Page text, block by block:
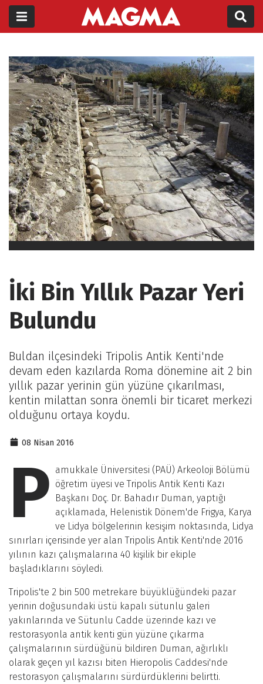
İki Bin Yıllık Pazar Yeri
Bulundu
Buldan ilçesindeki Tripolis Antik Kenti'nde
devam eden kazılarda Roma dönemine ait 2 bin
yıllık pazar yerinin gün yüzüne çıkarılması,
kentin milattan sonra önemli bir ticaret merkezi
olduğunu ortaya koydu.
08 Nisan 2016
P amukkale Üniversitesi (PAÜ) Arkeoloji Bölümü
öğretim üyesi ve Tripolis Antik Kenti Kazı
Başkanı Doç. Dr. Bahadır Duman, yaptığı
açıklamada, Helenistik Dönem'de Frigya, Karya
ve Lidya bölgelerinin kesişim noktasında, Lidya
sınırları içerisinde yer alan Tripolis Antik Kenti'nde 2016
yılının kazı çalışmalarına 40 kişilik bir ekiple
başladıklarını söyledi.
Tripolis'te 2 bin 500 metrekare büyüklüğündeki pazar
yerinin doğusundaki üstü kapalı sütunlu galeri
yakınlarında ve Sütunlu Cadde üzerinde kazı ve
restorasyonla antik kenti gün yüzüne çıkarma
çalışmalarının sürdüğünü bildiren Duman, ağırlıklı
olarak geçen yıl kazısı biten Hieropolis Caddesi'nde
restorasyon çalışmalarını sürdürdüklerini belirtti.